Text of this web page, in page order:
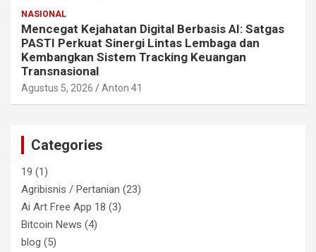
NASIONAL
Mencegat Kejahatan Digital Berbasis AI: Satgas
PASTI Perkuat Sinergi Lintas Lembaga dan
Kembangkan Sistem Tracking Keuangan
Transnasional
Agustus 5, 2026 Anton 41
Categories
19 (1)
Agribisnis / Pertanian (23)
Ai Art Free App 18 (3)
Bitcoin News (4)
blog (5)